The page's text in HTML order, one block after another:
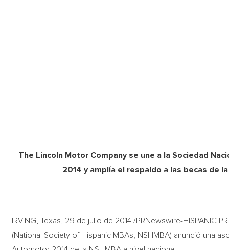
The Lincoln Motor Company se une a la Sociedad
2014 y amplía el respaldo a las becas de
IRVING, Texas, 29 de julio de 2014 /PRNewswire-HISPANIC
(National Society of Hispanic MBAs, NSHMBA) anunció una